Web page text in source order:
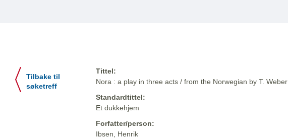
Tilbake til
søketreff
Tittel:
Nora : a play in three acts / from the Norwegian by T. Weber
Standardtittel:
Et dukkehjem
Forfatter/person:
Ibsen, Henrik